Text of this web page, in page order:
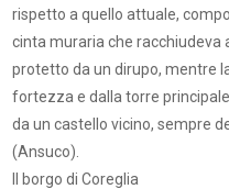
rispetto a quello attuale,
cinta muraria che racchiudeva
protetto da un dirupo, mentre
fortezza e dalla torre
da un castello vicino, sempre
(Ansuco).
Il borgo di Coreglia